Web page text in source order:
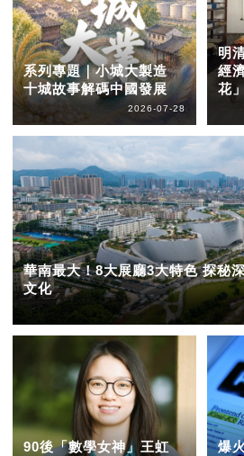
系列專題｜小城大製造
十城故事解碼中國發展
2026-07-28
明
經
花
華南最大！8大展廳3大特色 探秘
文化
90後「數學女神」王虹
爆